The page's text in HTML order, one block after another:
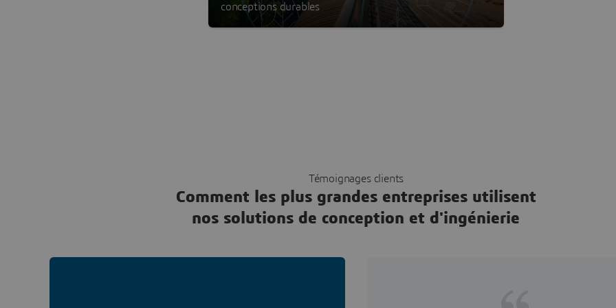
conceptions durables
Témoignages clients
Comment les plus grandes entreprises utilisent
nos solutions de conception et d'ingénierie